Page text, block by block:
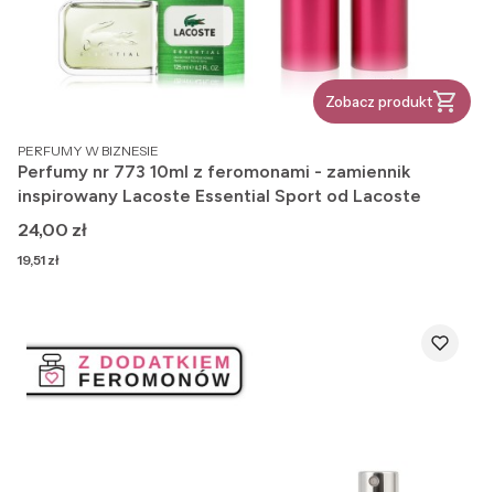
Zobacz produkt
PRODUCENT
PERFUMY W BIZNESIE
Perfumy nr 773 10ml z feromonami - zamiennik
inspirowany Lacoste Essential Sport od Lacoste
Cena
24,00 zł
Cena
19,51 zł